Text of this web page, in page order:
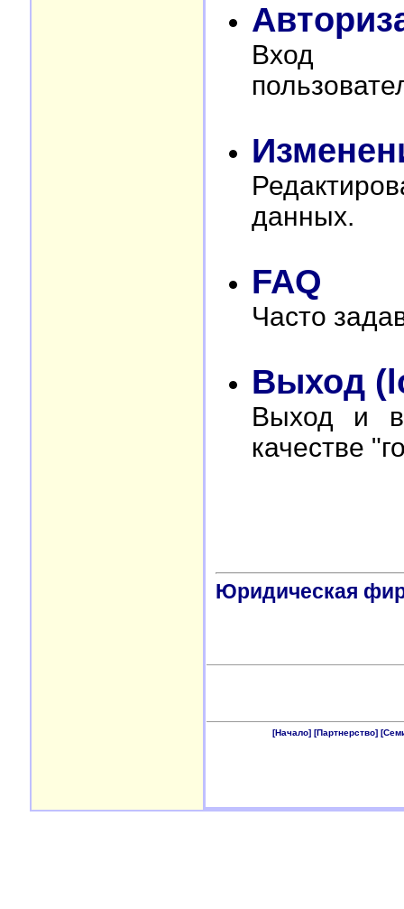
Вход
данных.
FAQ
Часто
Выход
Выход и
качестве
Юридическая
[Начало] [Партнерство]